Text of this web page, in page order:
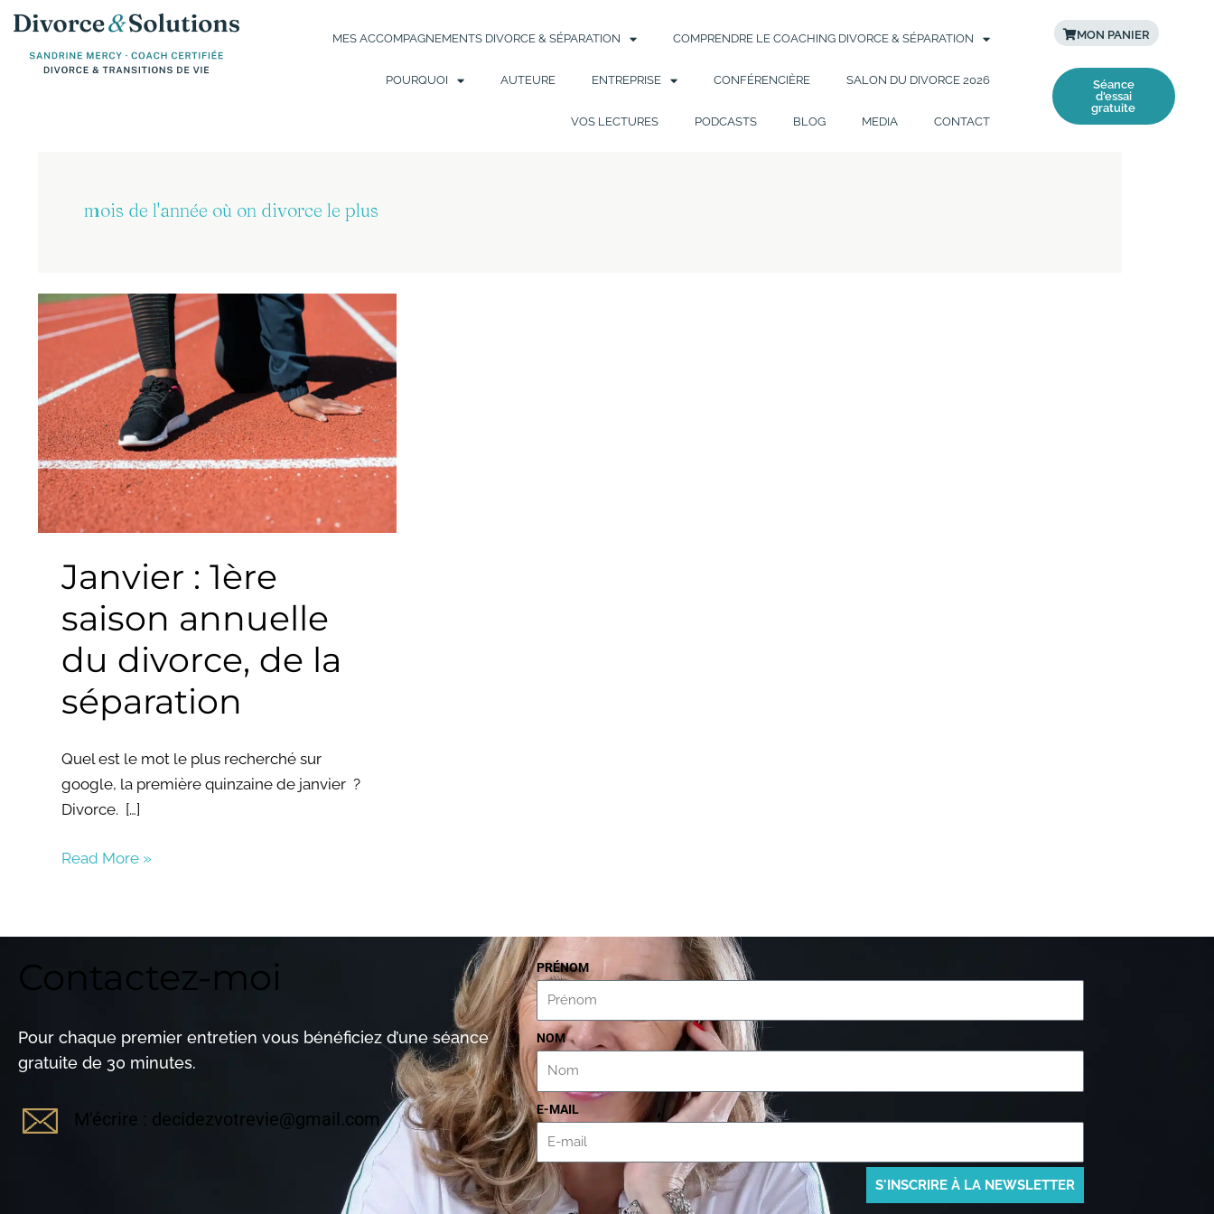
Aller
au
contenu
MES ACCOMPAGNEMENTS DIVORCE & SÉPARATION COMPRENDRE LE COACHING DIVORCE & SÉPARATION
POURQUOI AUTEURE ENTREPRISE CONFÉRENCIÈRE SALON DU DIVORCE 2026
VOS LECTURES PODCASTS BLOG MEDIA CONTACT
MON PANIER
Séance
d'essai
gratuite
mois de l'année où on divorce le plus
Janvier : 1ère
saison annuelle
du divorce, de la
séparation
Quel est le mot le plus recherché sur
google, la première quinzaine de janvier ?
Divorce. […]
Janvier
1ère
saison
annuelle
du
divorce,
de
la
Read More »
Contactez-moi
Pour chaque premier entretien vous bénéficiez d’une séance
gratuite de 30 minutes.
M'écrire : decidezvotrevie@gmail.com
PRÉNOM
NOM
E-MAIL
S'INSCRIRE À LA NEWSLETTER